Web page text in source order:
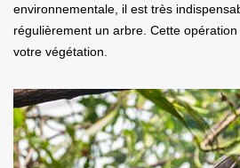
environnementale, il est très
régulièrement un arbre. Cette
votre végétation.